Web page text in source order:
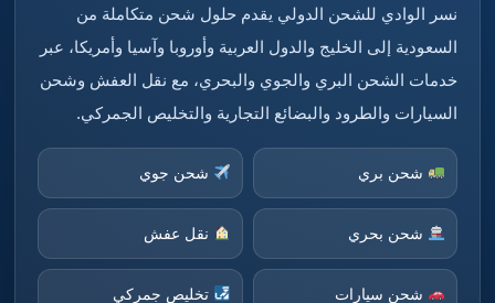
نسر الوادي للشحن الدولي يقدم حلول شحن متكاملة من
السعودية إلى الخليج والدول العربية وأوروبا وآسيا وأمريكا، عبر
خدمات الشحن البري والجوي والبحري، مع نقل العفش وشحن
السيارات والطرود والبضائع التجارية والتخليص الجمركي.
شحن بري شحن جوي
شحن بحري نقل عفش
شحن سيارات تخليص جمركي